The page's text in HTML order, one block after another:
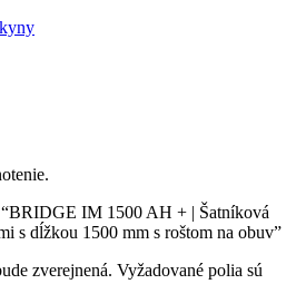
IM 1500 AH + | Šatníková
s dĺžkou 1500 mm s roštom na obuv”
zverejnená. Vyžadované polia sú